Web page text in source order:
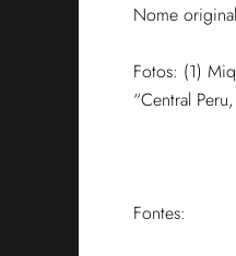
Nome
Fotos: (1)
“Central
Fontes: